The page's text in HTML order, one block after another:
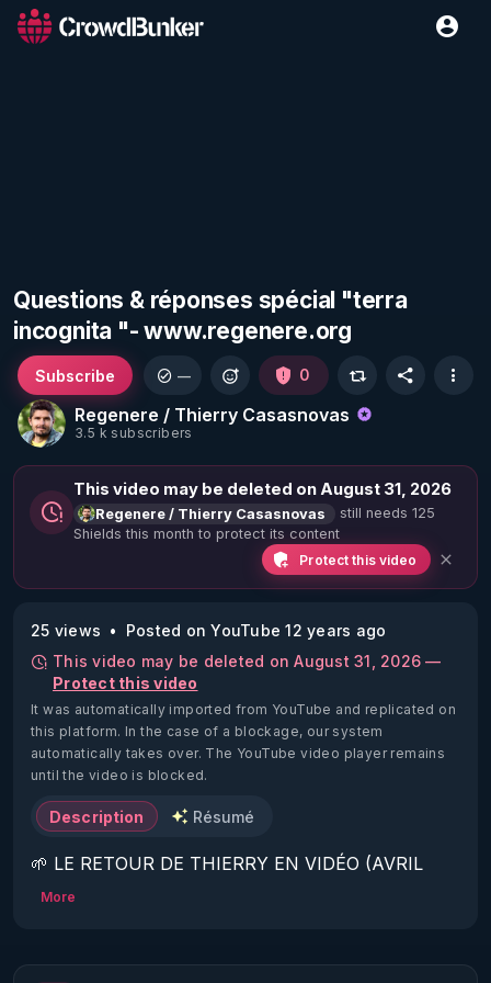
Questions & réponses spécial "terra
incognita "- www.regenere.org
Regenere / Thierry Casasnovas
3.5 k subscribers
Subscribe — 0
This video may be deleted on August 31, 2026
Regenere / Thierry Casasnovas
still needs 125
Shields this month to protect its content
Protect this video
25 views
Posted on YouTube 12 years ago
This video may be deleted on August 31, 2026 —
Protect this video
It was automatically imported from YouTube and replicated on
this platform. In the case of a blockage, our system
automatically takes over. The YouTube video player remains
until the video is blocked.
Description Résumé
🌱 LE RETOUR DE THIERRY EN VIDÉO (AVRIL
2022)!
https://www.rgnr.fr/presentation.html
More